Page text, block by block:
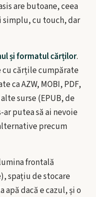
are butoane, ceea
simplu, cu touch, dar
și formatul cărților.
cu cărțile cumpărate
ca AZW, MOBI, PDF,
surse (EPUB, de
putea să ai nevoie
precum
frontală
spațiu de stocare
dacă e cazul, și o